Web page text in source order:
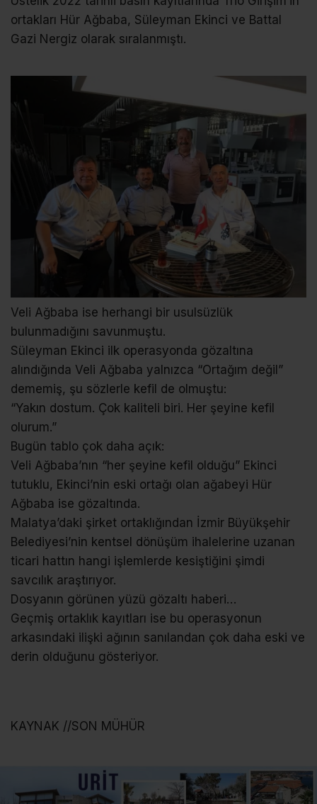
ortakları Hür Ağbaba, Süleyman Ekinci ve Battal
Gazi Nergiz olarak sıralanmıştı.
Veli Ağbaba ise herhangi bir usulsüzlük
bulunmadığını savunmuştu.
Süleyman Ekinci ilk operasyonda gözaltına
alındığında Veli Ağbaba yalnızca “Ortağım değil”
dememiş, şu sözlerle kefil de olmuştu:
“Yakın dostum. Çok kaliteli biri. Her şeyine kefil
olurum.”
Bugün tablo çok daha açık:
Veli Ağbaba’nın “her şeyine kefil olduğu” Ekinci
tutuklu, Ekinci’nin eski ortağı olan ağabeyi Hür
Ağbaba ise gözaltında.
Malatya’daki şirket ortaklığından İzmir Büyükşehir
Belediyesi’nin kentsel dönüşüm ihalelerine uzanan
ticari hattın hangi işlemlerde kesiştiğini şimdi
savcılık araştırıyor.
Dosyanın görünen yüzü gözaltı haberi…
Geçmiş ortaklık kayıtları ise bu operasyonun
arkasındaki ilişki ağının sanılandan çok daha eski ve
derin olduğunu gösteriyor.
KAYNAK //SON MÜHÜR